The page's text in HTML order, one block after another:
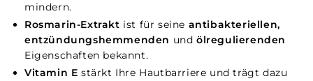
mindern.
Rosmarin-Extrakt ist für seine antibakteriellen,
entzündungshemmenden undölregulierenden
Eigenschaften bekannt.
Vitamin E stärkt Ihre Hautbarriere und trägt dazu